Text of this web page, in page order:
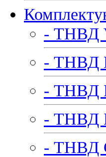
- ТНВД
- ТНВД
- ТНВД
- ТНВД
- ТНВД